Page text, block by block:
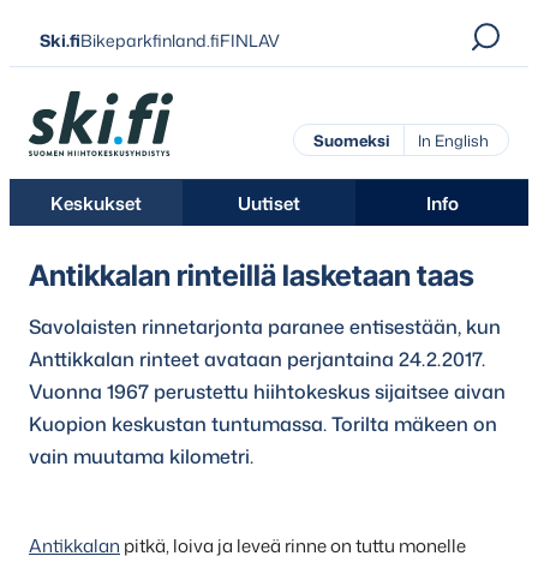
Siirry
suoraan
sisältöön
Ski.fiBikeparkfinland.fiFINLAV
Ski.fi
Suomeksi In English
Keskukset Uutiset Info
Antikkalan rinteillä lasketaan taas
Savolaisten rinnetarjonta paranee entisestään, kun
Anttikkalan rinteet avataan perjantaina 24.2.2017.
Vuonna 1967 perustettu hiihtokeskus sijaitsee aivan
Kuopion keskustan tuntumassa. Torilta mäkeen on
vain muutama kilometri.
Antikkalan pitkä, loiva ja leveä rinne on tuttu monelle